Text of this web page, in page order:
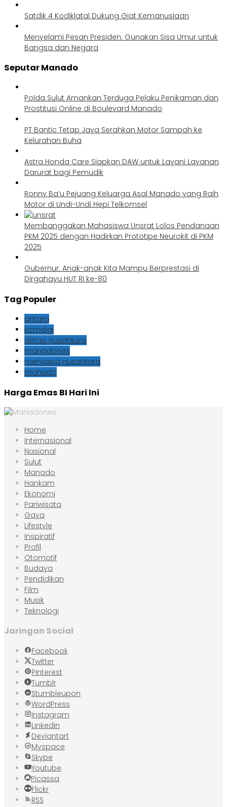
Satdik 4 Kodiklatal Dukung Giat Kemanusiaan
Menyelami Pesan Presiden: Gunakan Sisa Umur untuk
Bangsa dan Negara
Seputar Manado
Polda Sulut Amankan Terduga Pelaku Penikaman dan
Prostitusi Online di Boulevard Manado
PT Bantic Tetap Jaya Serahkan Motor Sampah ke
Kelurahan Buha
Astra Honda Care Siapkan DAW untuk Layani Layanan
Darurat bagi Pemudik
Ronny Ba’u Pejuang Keluarga Asal Manado yang Raih
Motor di Undi-Undi Hepi Telkomsel
Membanggakan Mahasiswa Unsrat Lolos Pendanaan
PKM 2025 dengan Hadirkan Prototipe Neurokit di PKM
2025
Gubernur: Anak-anak Kita Mampu Berprestasi di
Dirgahayu HUT RI ke-80
Tag Populer
antara
komdigi
derap nusantara
manadones
menyapa nusantara
manado
Harga Emas BI Hari Ini
Home
Internasional
Nasional
Sulut
Manado
Hankam
Ekonomi
Pariwisata
Gaya
Lifestyle
Inspiratif
Profil
Otomotif
Budaya
Pendidikan
Film
Musik
Teknologi
Jaringan Social
Facebook
Twitter
Pinterest
Tumblr
Stumbleupon
WordPress
Instagram
Linkedin
Deviantart
Myspace
Skype
Youtube
Picassa
Flickr
RSS